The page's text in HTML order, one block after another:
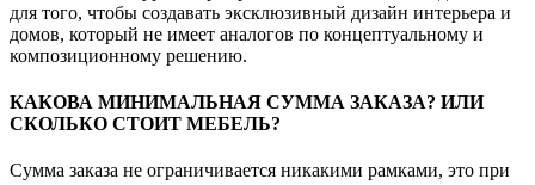
для того, чтобы создавать эксклюзивный дизайн интерьера и
домов, который не имеет аналогов по концептуальному и
композиционному решению.
КАКОВА МИНИМАЛЬНАЯ СУММА ЗАКАЗА? ИЛИ
СКОЛЬКО СТОИТ МЕБЕЛЬ?
Сумма заказа не ограничивается никакими рамками, это при